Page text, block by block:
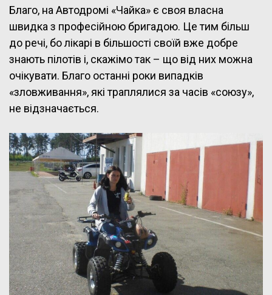
Благо, на Автодромі «Чайка» є своя власна
швидка з професійною бригадою. Це тим більш
до речі, бо лікарі в більшості своїй вже добре
знають пілотів і, скажімо так – що від них можна
очікувати. Благо останні роки випадків
«зловживання», які траплялися за часів «союзу»,
не відзначається.